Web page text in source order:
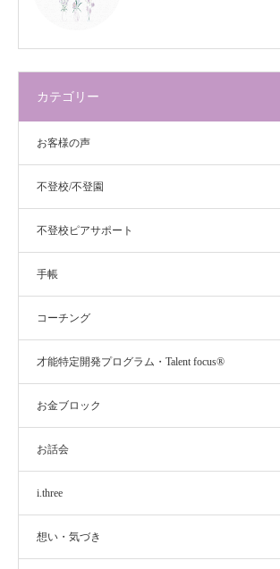
カテゴリー
お客様の声
不登校/不登園
不登校ピアサポート
手帳
コーチング
才能特定開発プログラム・Talent focus®
お金ブロック
お話会
i.three
想い・気づき